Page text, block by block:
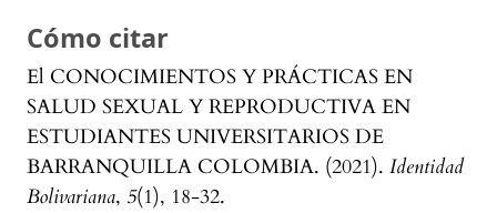
Cómo citar
El CONOCIMIENTOS Y PRÁCTICAS EN
SALUD SEXUAL Y REPRODUCTIVA EN
ESTUDIANTES UNIVERSITARIOS DE
BARRANQUILLA COLOMBIA. (2021). Identidad
Bolivariana, 5(1), 18-32.